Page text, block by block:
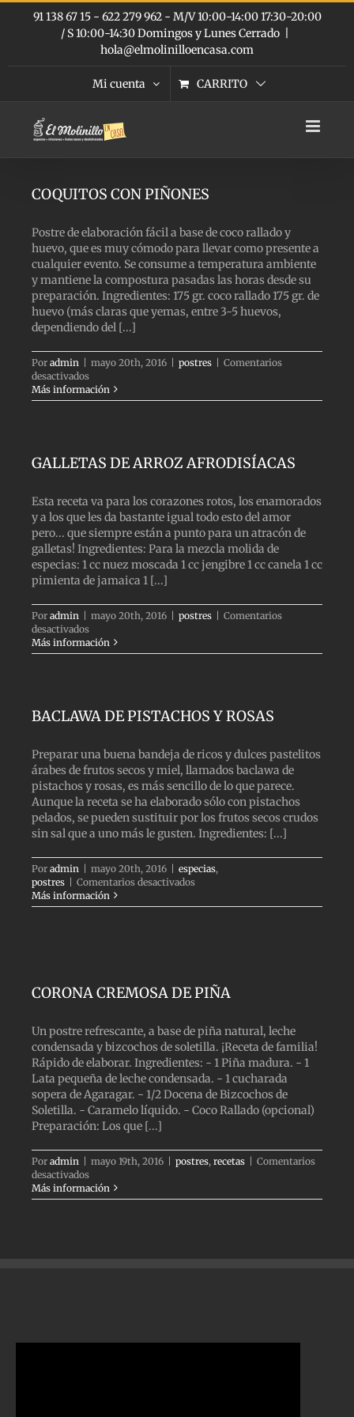
Saltar
91 138 67 15 - 622 279 962 - M/V 10:00-14:00 17:30-20:00
/ S 10:00-14:30 Domingos y Lunes Cerrado
hola@elmolinilloencasa.com
Mi cuenta CARRITO
COQUITOS CON PIÑONES
Postre de elaboración fácil a base de coco rallado y
huevo, que es muy cómodo para llevar como presente a
cualquier evento. Se consume a temperatura ambiente
y mantiene la compostura pasadas las horas desde su
preparación. Ingredientes: 175 gr. coco rallado 175 gr. de
huevo (más claras que yemas, entre 3-5 huevos,
dependiendo del [...]
Por admin mayo 20th, 2016 postres
Comentarios
desactivadosen
COQUITOS
CON
Más información
GALLETAS DE ARROZ AFRODISÍACAS
Esta receta va para los corazones rotos, los enamorados
y a los que les da bastante igual todo esto del amor
pero... que siempre están a punto para un atracón de
galletas! Ingredientes: Para la mezcla molida de
especias: 1 cc nuez moscada 1 cc jengibre 1 cc canela 1 cc
pimienta de jamaica 1 [...]
Por admin mayo 20th, 2016 postres
Comentarios
desactivadosen
GALLETAS
DE
Más información
BACLAWA DE PISTACHOS Y ROSAS
Preparar una buena bandeja de ricos y dulces pastelitos
árabes de frutos secos y miel, llamados baclawa de
pistachos y rosas, es más sencillo de lo que parece.
Aunque la receta se ha elaborado sólo con pistachos
pelados, se pueden sustituir por los frutos secos crudos
sin sal que a uno más le gusten. Ingredientes: [...]
Por admin mayo 20th, 2016 especias,
postres
Comentarios desactivadosen
DE
Más información
CORONA CREMOSA DE PIÑA
Un postre refrescante, a base de piña natural, leche
condensada y bizcochos de soletilla. ¡Receta de familia!
Rápido de elaborar. Ingredientes: - 1 Piña madura. - 1
Lata pequeña de leche condensada. - 1 cucharada
sopera de Agaragar. - 1/2 Docena de Bizcochos de
Soletilla. - Caramelo líquido. - Coco Rallado (opcional)
Preparación: Los que [...]
Por admin mayo 19th, 2016 postres, recetas
Comentarios
desactivadosen
CORONA
CREMOSA
Más información